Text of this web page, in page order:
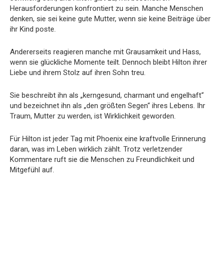
Herausforderungen konfrontiert zu sein. Manche Menschen
denken, sie sei keine gute Mutter, wenn sie keine Beiträge über
ihr Kind poste.
Andererseits reagieren manche mit Grausamkeit und Hass,
wenn sie glückliche Momente teilt. Dennoch bleibt Hilton ihrer
Liebe und ihrem Stolz auf ihren Sohn treu.
Sie beschreibt ihn als „kerngesund, charmant und engelhaft“
und bezeichnet ihn als „den größten Segen“ ihres Lebens. Ihr
Traum, Mutter zu werden, ist Wirklichkeit geworden.
Für Hilton ist jeder Tag mit Phoenix eine kraftvolle Erinnerung
daran, was im Leben wirklich zählt. Trotz verletzender
Kommentare ruft sie die Menschen zu Freundlichkeit und
Mitgefühl auf.